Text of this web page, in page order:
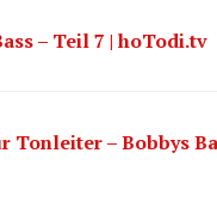
– Teil 7 | hoTodi.tv
Tonleiter – Bobbys